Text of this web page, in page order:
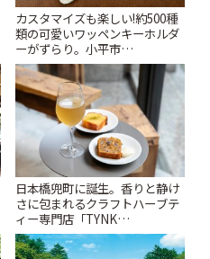
カスタマイズも楽しい!約500種
類の可愛いワッペンキーホルダ
ーがずらり。小平市
「Kimamaya T&K」 | ことりっ
ぷ
日本橋兜町に誕生。香りと静け
さに包まれるクラフトハーブテ
ィー専門店「TYNK
Kabutocho」 | ことりっぷ